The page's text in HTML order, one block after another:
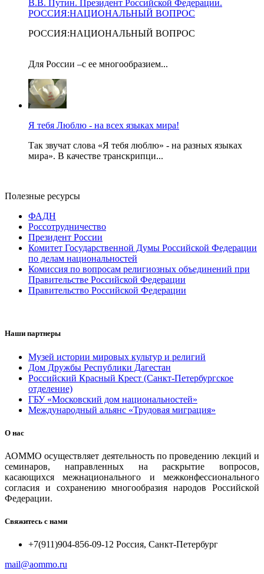
В.В. Путин. Президент Российской Федерации.
РОССИЯ:НАЦИОНАЛЬНЫЙ ВОПРОС
РОССИЯ:НАЦИОНАЛЬНЫЙ ВОПРОС
Для России –с ее многообразием...
Я тебя Люблю - на всех языках мира!
Так звучат слова «Я тебя люблю» - на разных языках
мира». В качестве транскрипци...
Полезные ресурсы
ФАДН
Россотрудничество
Президент России
Комитет Государственной Думы Российской Федерации
по делам национальностей
Комиссия по вопросам религиозных объединений при
Правительстве Российской Федерации
Правительство Российской Федерации
Наши партнеры
Музей истории мировых культур и религий
Дом Дружбы Республики Дагестан
Российский Красный Крест (Санкт-Петербургское
отделение)
ГБУ «Московский дом национальностей»
Международный альянс «Трудовая миграция»
О нас
АОММО осуществляет деятельность по проведению лекций и
семинаров, направленных на раскрытие вопросов,
касающихся межнационального и межконфессионального
согласия и сохранению многообразия народов Российской
Федерации.
Свяжитесь с нами
+7(911)904-856-09-12 Россия, Санкт-Петербург
mail@aommo.ru